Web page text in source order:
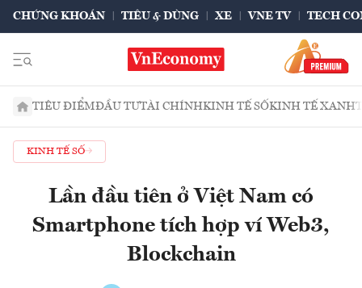
CHỨNG KHOÁN TIÊU & DÙNG XE VNE TV TECH
TIÊU ĐIỂMĐẦU TƯTÀI CHÍNHKINH TẾ SỐKINH TẾ XANH
KINH TẾ SỐ
Lần đầu tiên ở Việt Nam có
Smartphone tích hợp ví Web3,
Blockchain